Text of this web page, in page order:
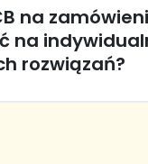
na
na
rozwiązań?